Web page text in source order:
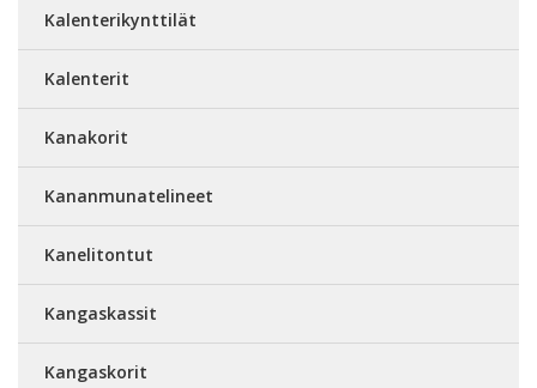
Kalenterikynttilät
Kalenterit
Kanakorit
Kananmunatelineet
Kanelitontut
Kangaskassit
Kangaskorit